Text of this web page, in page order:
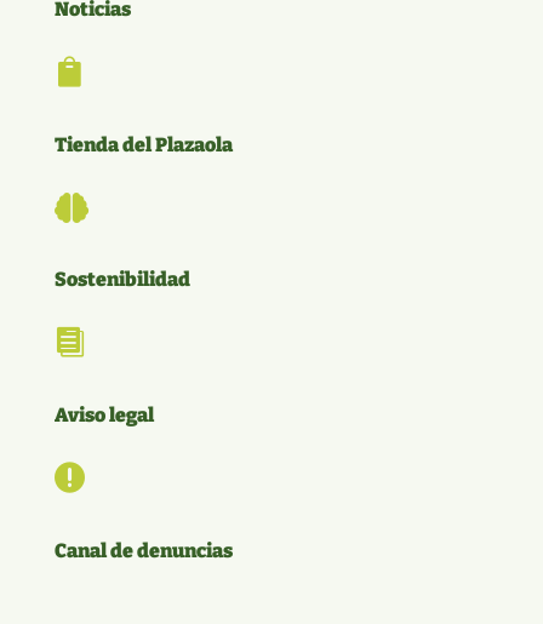
Noticias

Tienda del Plazaola

Sostenibilidad

Aviso legal

Canal de denuncias